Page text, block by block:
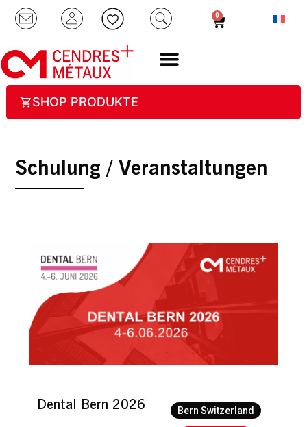
0
SHOP PRODUKTE
Schulung / Veranstaltungen
Dental Bern 2026 Bern Switzerland